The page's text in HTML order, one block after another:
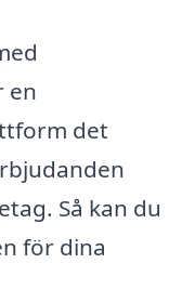
en
det
Så kan du
för dina